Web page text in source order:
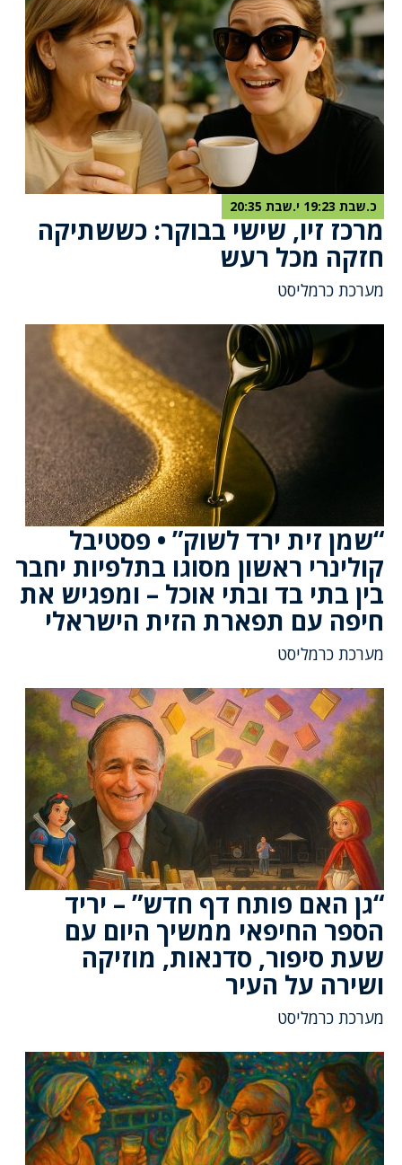
כ.שבת 19:23 י.שבת 20:35
מרכז זיו, שישי בבוקר: כששתיקה
חזקה מכל רעש
מערכת כרמליסט
“שמן זית ירד לשוק” • פסטיבל
קולינרי ראשון מסוגו בתלפיות יחבר
בין בתי בד ובתי אוכל – ומפגיש את
חיפה עם תפארת הזית הישראלי
מערכת כרמליסט
“גן האם פותח דף חדש” – יריד
הספר החיפאי ממשיך היום עם
שעת סיפור, סדנאות, מוזיקה
ושירה על העיר
מערכת כרמליסט